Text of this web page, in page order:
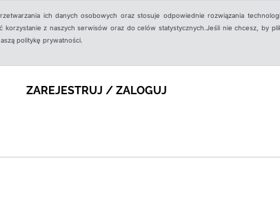
ich danych osobowych oraz stosuje odpowiednie rozwiązania
z naszych serwisów oraz do celów statystycznych.Jeśli nie chcesz, by
politykę prywatności.
ZAREJESTRUJ / ZALOGUJ